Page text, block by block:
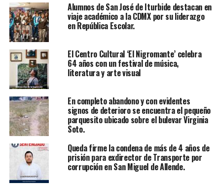
Alumnos de San José de Iturbide destacan en
viaje académico a la CDMX por su liderazgo
en República Escolar.
El Centro Cultural ‘El Nigromante’ celebra
64 años con un festival de música,
literatura y arte visual
En completo abandono y con evidentes
signos de deterioro se encuentra el pequeño
parquesito ubicado sobre el bulevar Virginia
Soto.
Queda firme la condena de más de 4 años de
prisión para exdirector de Transporte por
corrupción en San Miguel de Allende.